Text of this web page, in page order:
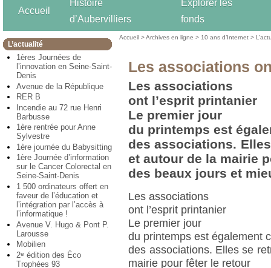
Accueil
Histoire
d’Aubervilliers
Explorer les
fonds
L’actualité
1ères Journées de
l’innovation en Seine-Saint-
Denis
Avenue de la République
RER B
Incendie au 72 rue Henri
Barbusse
1ère rentrée pour Anne
Sylvestre
1ère journée du Babysitting
1ère Journée d’information
sur le Cancer Colorectal en
Seine-Saint-Denis
1 500 ordinateurs offert en
faveur de l’éducation et
l’intégration par l’accès à
l’informatique !
Avenue V. Hugo & Pont P.
Larousse
Mobilien
2e édition des Éco
Trophées 93
Accueil >Archives en ligne > 10 ans d’Internet >
Les associations
Les associations
ont l’esprit printanier
Le premier jour
du printemps est
des associations.
et autour de la mairie
des beaux jours et
Les associations
ont l’esprit printanier
Le premier jour
du printemps est également
des associations. Elles se
mairie pour fêter le retour